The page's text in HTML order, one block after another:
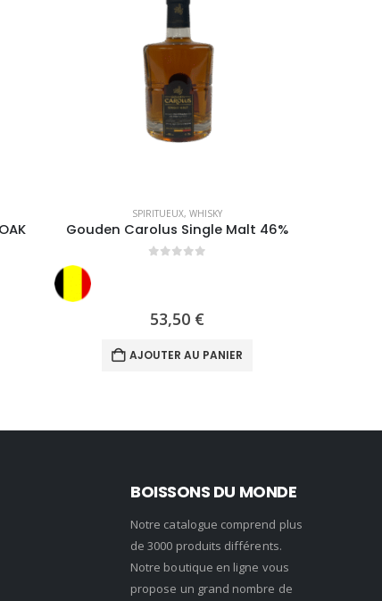
SPIRITUEUX, WHISKY
Gouden Carolus Single Malt 46%
53,50 €
AJOUTER AU PANIER
BOISSONS DU MONDE
Notre catalogue comprend plus
de 3000 produits différents.
Notre boutique en ligne vous
propose un grand nombre de